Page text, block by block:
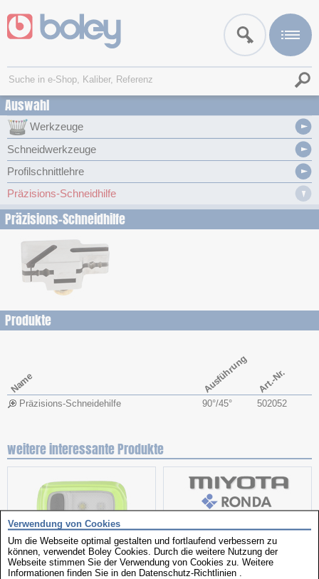
Auswahl
Werkzeuge
Schneidwerkzeuge
Profilschnittlehre
Präzisions-Schneidhilfe
Präzisions-Schneidhilfe
Produkte
Name Ausführung Art.-Nr.
Präzisions-Schneidehilfe 90°/45° 502052
weitere interessante Produkte
Clip-Leuchte Sortimente
Verwendung von Cookies
Um die Webseite optimal gestalten und fortlaufend verbessern zu
können, verwendet Boley Cookies. Durch die weitere Nutzung der
Webseite stimmen Sie der Verwendung von Cookies zu. Weitere
Informationen finden Sie in den Datenschutz-Richtlinien